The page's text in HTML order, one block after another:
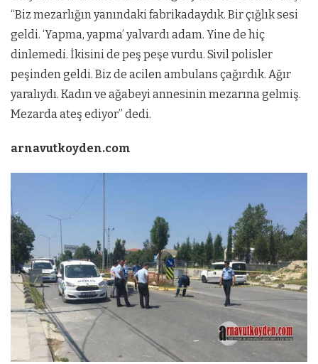
“Biz mezarlığın yanındaki fabrikadaydık. Bir çığlık sesi
geldi. ‘Yapma, yapma’ yalvardı adam. Yine de hiç
dinlemedi. İkisini de peş peşe vurdu. Sivil polisler
peşinden geldi. Biz de acilen ambulans çağırdık. Ağır
yaralıydı. Kadın ve ağabeyi annesinin mezarına gelmiş.
Mezarda ateş ediyor” dedi.
arnavutkoyden.com